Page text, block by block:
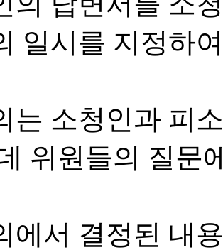
일시를 지정하
는 소청인과 피
위원들의 질문
에서 결정된 내